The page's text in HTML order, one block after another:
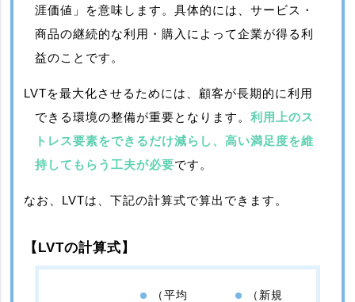
涯価値」を意味します。具体的には、サービス・
商品の継続的な利用・購入によって企業が得る利
益のことです。
LVTを最大化させるためには、顧客が長期的に利用
できる環境の整備が重要となります。 利用上のス
トレス要素をできるだけ減らし、高い満足度を維
持してもらう工夫が必要です。
なお、LVTは、下記の計算式で算出できます。
【LVTの計算式】
（平均
（新規